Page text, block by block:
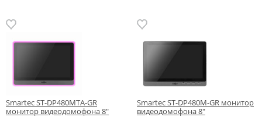
Smartec ST-DP480MTA-GR
монитор видеодомофона 8"
Smartec ST-DP480M-GR монитор
видеодомофона 8"